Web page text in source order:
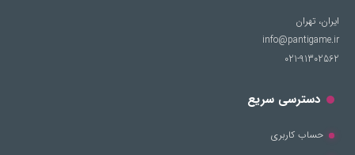
ایران، تهران
info@pantigame.ir
021-91302562
دسترسی سریع
حساب کاربری